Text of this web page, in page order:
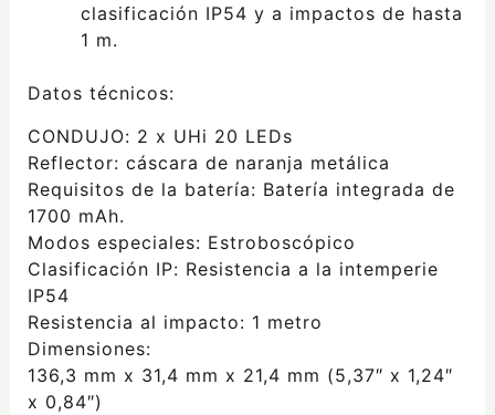
clasificación IP54 y a impactos de hasta
1 m.
Datos técnicos:
CONDUJO: 2 x UHi 20 LEDs
Reflector: cáscara de naranja metálica
Requisitos de la batería: Batería integrada de
1700 mAh.
Modos especiales: Estroboscópico
Clasificación IP: Resistencia a la intemperie
IP54
Resistencia al impacto: 1 metro
Dimensiones:
136,3 mm x 31,4 mm x 21,4 mm (5,37″ x 1,24″
x 0,84″)